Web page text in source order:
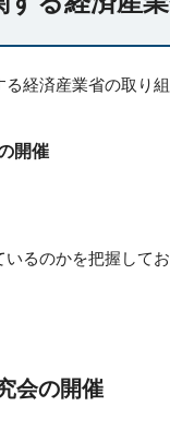
経済産業省の取り
開催
るのかを把握して
会の開催